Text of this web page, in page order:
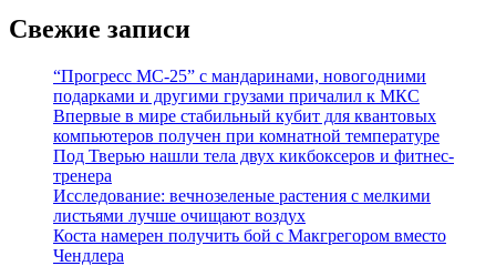
Свежие записи
“Прогресс МС-25” с мандаринами, новогодними
подарками и другими грузами причалил к МКС
Впервые в мире стабильный кубит для квантовых
компьютеров получен при комнатной температуре
Под Тверью нашли тела двух кикбоксеров и фитнес-
тренера
Исследование: вечнозеленые растения с мелкими
листьями лучше очищают воздух
Коста намерен получить бой с Макгрегором вместо
Чендлера